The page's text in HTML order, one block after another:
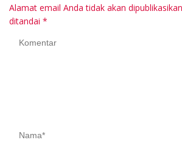
Alamat email Anda tidak akan
ditandai *